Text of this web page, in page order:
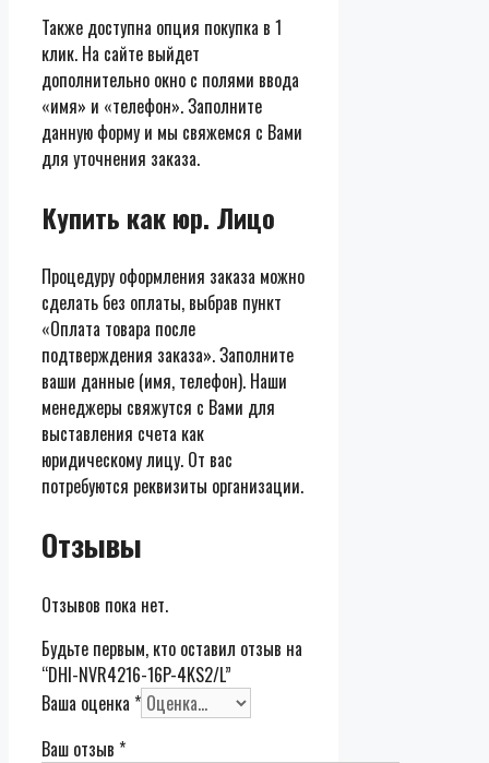
Также доступна опция покупка в 1
клик. На сайте выйдет
дополнительно окно с полями ввода
«имя» и «телефон». Заполните
данную форму и мы свяжемся с Вами
для уточнения заказа.
Купить как юр. Лицо
Процедуру оформления заказа можно
сделать без оплаты, выбрав пункт
«Оплата товара после
подтверждения заказа». Заполните
ваши данные (имя, телефон). Наши
менеджеры свяжутся с Вами для
выставления счета как
юридическому лицу. От вас
потребуются реквизиты организации.
Отзывы
Отзывов пока нет.
Будьте первым, кто оставил отзыв на
“DHI-NVR4216-16P-4KS2/L”
Ваша оценка *
Ваш отзыв *